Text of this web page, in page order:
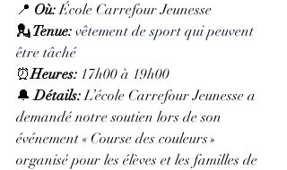
📍 Où: École Carrefour Jeunesse
💂 Tenue: vêtement de sport qui peuvent
être tâché
⏰Heures: 17h00 à 19h00
🔔 Détails: L’école Carrefour Jeunesse a
demandé notre soutien lors de son
événement « Course des couleurs »
organisé pour les élèves et les familles de